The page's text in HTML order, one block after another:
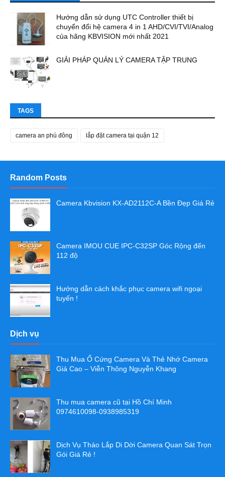
Hướng dẫn sử dụng UTC Controller thiết bị
chuyển đổi hệ camera 4 in 1 AHD/CVI/TVI/Analog
của hãng KBVISION mới nhất 2021
GIẢI PHÁP QUẢN LÝ CAMERA TẬP TRUNG
TAGS
camera an phú đông lắp đặt camera tại quận 12
Random Posts
Camera Kbvision KX-AD2112C-A Bền Đẹp Giá Rẻ
Camera IMOU CUE IPC-C32SP Góc Rộng đến
112 độ
Hướng dẫn cách khắc phục camera wifi ngoại
tuyến !
Dịch vụ
Thu Mua Ổ Cứng Camera Và Thẻ Nhớ Camera
Giá Cao – Viễn Thông Nguyễn Khang
Thu mua camera cũ tại Hồ Chí Minh
0974610098-0938985319
Dịch Vụ Tháo Lắp Di Dời Camera Quan Sát Trọn
Gói Giá Rẻ !